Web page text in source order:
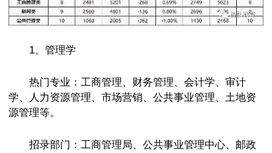
1、管理学
热门专业：工商管理、财务管理、会计学、审计
学、人力资源管理、市场营销、公共事业管理、土地资
源管理等。
招录部门：工商管理局、公共事业管理中心、邮政